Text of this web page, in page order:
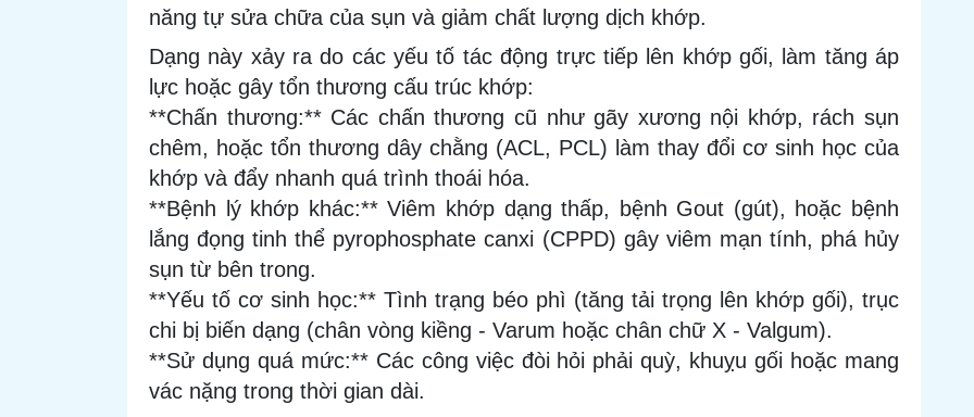
năng tự sửa chữa của sụn và giảm chất lượng dịch khớp.
Dạng này xảy ra do các yếu tố tác động trực tiếp lên khớp gối, làm tăng áp
lực hoặc gây tổn thương cấu trúc khớp:
**Chấn thương:** Các chấn thương cũ như gãy xương nội khớp, rách sụn
chêm, hoặc tổn thương dây chằng (ACL, PCL) làm thay đổi cơ sinh học của
khớp và đẩy nhanh quá trình thoái hóa.
**Bệnh lý khớp khác:** Viêm khớp dạng thấp, bệnh Gout (gút), hoặc bệnh
lắng đọng tinh thể pyrophosphate canxi (CPPD) gây viêm mạn tính, phá hủy
sụn từ bên trong.
**Yếu tố cơ sinh học:** Tình trạng béo phì (tăng tải trọng lên khớp gối), trục
chi bị biến dạng (chân vòng kiềng - Varum hoặc chân chữ X - Valgum).
**Sử dụng quá mức:** Các công việc đòi hỏi phải quỳ, khuỵu gối hoặc mang
vác nặng trong thời gian dài.